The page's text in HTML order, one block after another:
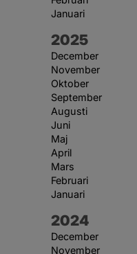
Januari
År:
2025
December
November
Oktober
September
Augusti
Juni
Maj
April
Mars
Februari
Januari
År:
2024
December
November